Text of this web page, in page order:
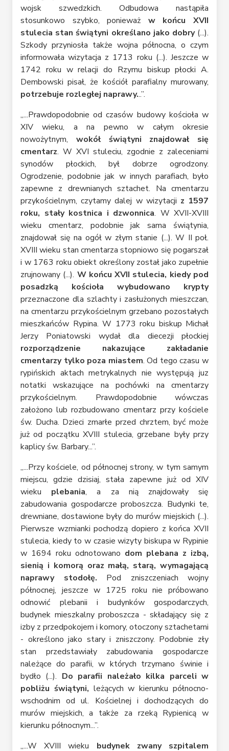
wojsk szwedzkich. Odbudowa nastąpiła
stosunkowo szybko, ponieważ w końcu XVII
stulecia stan świątyni określano jako dobry(...).
Szkody przyniosła także wojna północna, o czym
informowała wizytacja z 1713 roku (...). Jeszcze w
1742 roku w relacji do Rzymu biskup płocki A.
Dembowski pisał, że kościół parafialny murowany,
potrzebuje rozległej naprawy...”.
„...Prawdopodobnie od czasów budowy kościoła w
XIV wieku, a na pewno w całym okresie
nowożytnym, wokół świątyni znajdował się
cmentarz. W XVI stuleciu, zgodnie z zaleceniami
synodów płockich, był dobrze ogrodzony.
Ogrodzenie, podobnie jak w innych parafiach, było
zapewne z drewnianych sztachet. Na cmentarzu
przykościelnym, czytamy dalej w wizytacji z 1597
roku, stały kostnica i dzwonnica. W XVII-XVIII
wieku cmentarz, podobnie jak sama świątynia,
znajdował się na ogół w złym stanie (...). W II poł.
XVIII wieku stan cmentarza stopniowo się pogarszał
i w 1763 roku obiekt określony został jako zupełnie
zrujnowany (...). W końcu XVII stulecia, kiedy pod
posadzką kościoła wybudowano krypty
przeznaczone dla szlachty i zasłużonych mieszczan,
na cmentarzu przykościelnym grzebano pozostałych
mieszkańców Rypina. W 1773 roku biskup Michał
Jerzy Poniatowski wydał dla diecezji płockiej
rozporządzenie nakazujące zakładanie
cmentarzy tylko poza miastem. Od tego czasu w
rypińskich aktach metrykalnych nie występują juz
notatki wskazujące na pochówki na cmentarzy
przykościelnym. Prawdopodobnie wówczas
założono lub rozbudowano cmentarz przy kościele
św. Ducha. Dzieci zmarłe przed chrztem, być może
już od początku XVIII stulecia, grzebane były przy
kaplicy św. Barbary...”.
„...Przy kościele, od północnej strony, w tym samym
miejscu, gdzie dzisiaj, stała zapewne już od XIV
wieku plebania, a za nią znajdowały się
zabudowania gospodarcze proboszcza. Budynki te,
drewniane, dostawione były do murów miejskich (...).
Pierwsze wzmianki pochodzą dopiero z końca XVII
stulecia, kiedy to w czasie wizyty biskupa w Rypinie
w 1694 roku odnotowano dom plebana z izbą,
sienią i komorą oraz małą, starą, wymagającą
naprawy stodołę. Pod zniszczeniach wojny
północnej, jeszcze w 1725 roku nie próbowano
odnowić plebanii i budynków gospodarczych,
budynek mieszkalny proboszcza - składający się z
izby z przedpokojem i komory, otoczony sztachetami
- określono jako stary i zniszczony. Podobnie zły
stan przedstawiały zabudowania gospodarcze
należące do parafii, w których trzymano świnie i
bydło (...). Do parafii należało kilka parceli w
pobliżu świątyni, leżących w kierunku północno-
wschodnim od ul. Kościelnej i dochodzących do
murów miejskich, a także za rzeką Rypienicą w
kierunku północnym...”.
„...W XVIII wieku budynek zwany szpitalem